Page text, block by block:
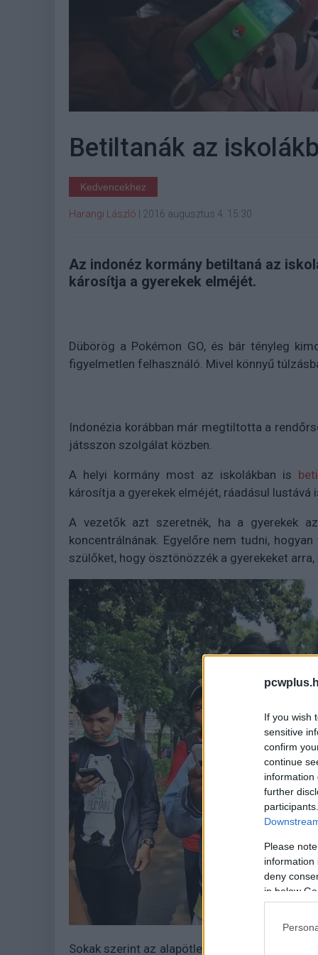
If you wish
sensitive
confirm
continue
information
further
Please
information
deny
in below
Betiltanák az
Kedvencekhez
Harangi László 2016 augusztus 4. 15:30
Az indonéz kormány betiltaná az
károsítja a gyerekek elméjét.
Dübörög a Pokémon GO, és bár tényleg
figyelmetlen felhasználó. Mivel könnyű
Indonézia korábban már megtiltotta a
játsszon szolgálat közben.
A helyi kormány most az iskolákban is
károsítja a gyerekek elméjét, ráadásul lustává
A vezetők azt szeretnék, ha a gyerekek
koncentrálnának. Egyelőre nem tudni,
szülőket, hogy ösztönözzék a gyerekeket
Sokak szerint az alapötlet jó, de a teljes tiltás